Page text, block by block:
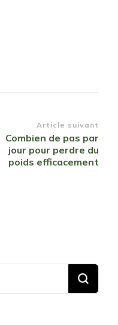
Article suivant
Combien de pas par
jour pour perdre du
poids efficacement